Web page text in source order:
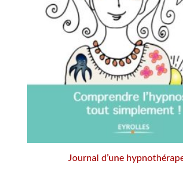
Journal d’une